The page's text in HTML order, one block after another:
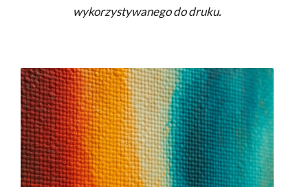
wykorzystywanego do druku.